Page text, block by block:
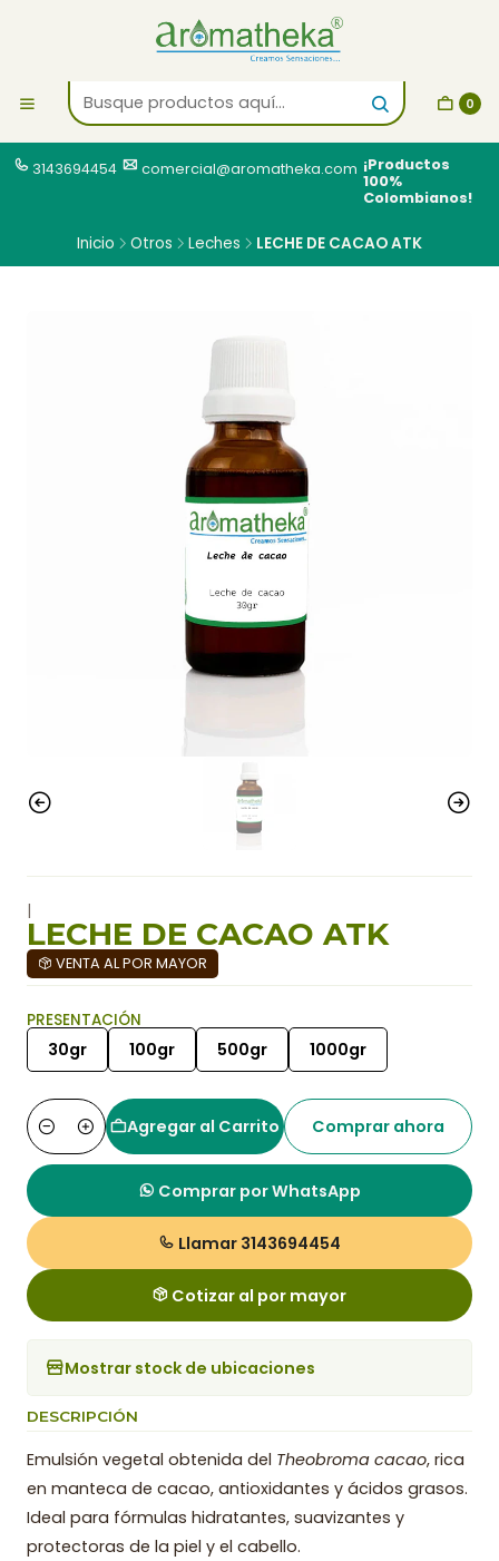
0
3143694454 comercial@aromatheka.com ¡Productos
100%
Colombianos!
Inicio Otros Leches LECHE DE CACAO ATK
|
LECHE DE CACAO ATK
VENTA AL POR MAYOR
PRESENTACIÓN
30gr 100gr 500gr 1000gr
Cantidad
Agregar al Carrito Comprar ahora
Comprar por WhatsApp
Llamar 3143694454
Cotizar al por mayor
Mostrar stock de ubicaciones
DESCRIPCIÓN
Emulsión vegetal obtenida del Theobroma cacao, rica
en manteca de cacao, antioxidantes y ácidos grasos.
Ideal para fórmulas hidratantes, suavizantes y
protectoras de la piel y el cabello.